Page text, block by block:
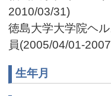
2010/03/31)
徳島大学大学院ヘ
員(2005/04/01-
生年月